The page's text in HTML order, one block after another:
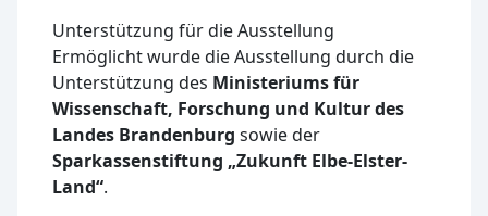
Unterstützung für die Ausstellung
Ermöglicht wurde die Ausstellung durch die
Unterstützung des Ministeriums für
Wissenschaft, Forschung und Kultur des
Landes Brandenburg sowie der
Sparkassenstiftung „Zukunft Elbe-Elster-
Land“.